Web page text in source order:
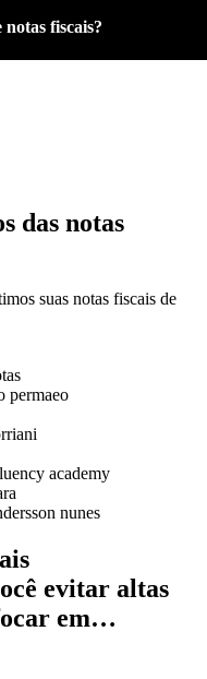
as orientações sobre a
fiscais?
das notas
suas notas fiscais de
evitar altas
em…